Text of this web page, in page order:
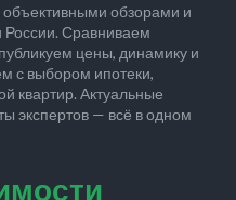
обзорами и
России. Сравниваем
цены, динамику и
с выбором ипотеки,
квартир. Актуальные
экспертов — всё в одном